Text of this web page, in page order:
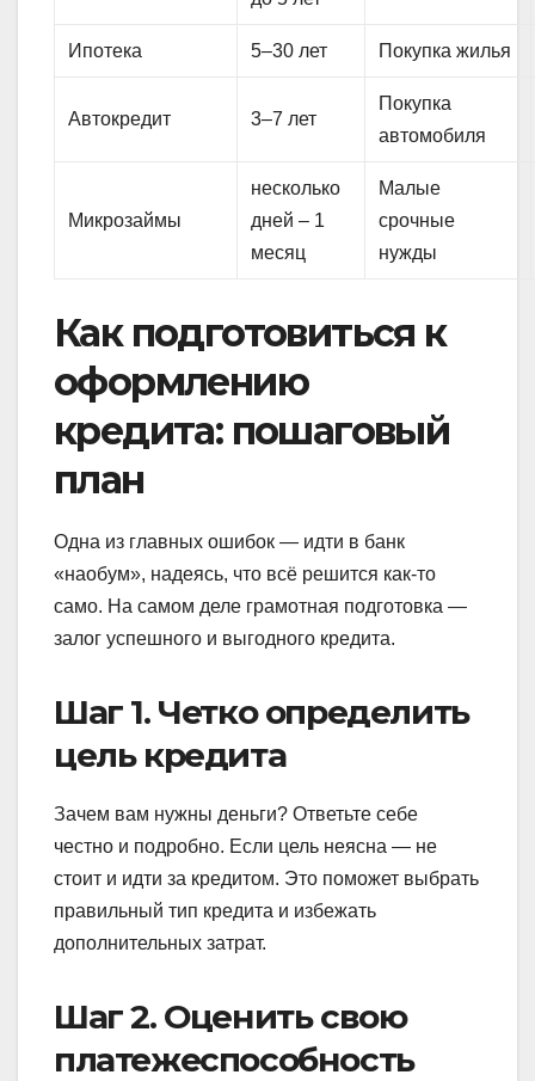
Ипотека 5–30 лет Покупка жилья
Автокредит 3–7 лет
Покупка
автомобиля
Микрозаймы
несколько
дней – 1
месяц
Малые
срочные
нужды
Как подготовиться к
оформлению
кредита: пошаговый
план
Одна из главных ошибок — идти в банк
«наобум», надеясь, что всё решится как-то
само. На самом деле грамотная подготовка —
залог успешного и выгодного кредита.
Шаг 1. Четко определить
цель кредита
Зачем вам нужны деньги? Ответьте себе
честно и подробно. Если цель неясна — не
стоит и идти за кредитом. Это поможет выбрать
правильный тип кредита и избежать
дополнительных затрат.
Шаг 2. Оценить свою
платежеспособность